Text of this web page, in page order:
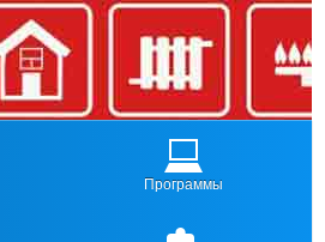
Программы